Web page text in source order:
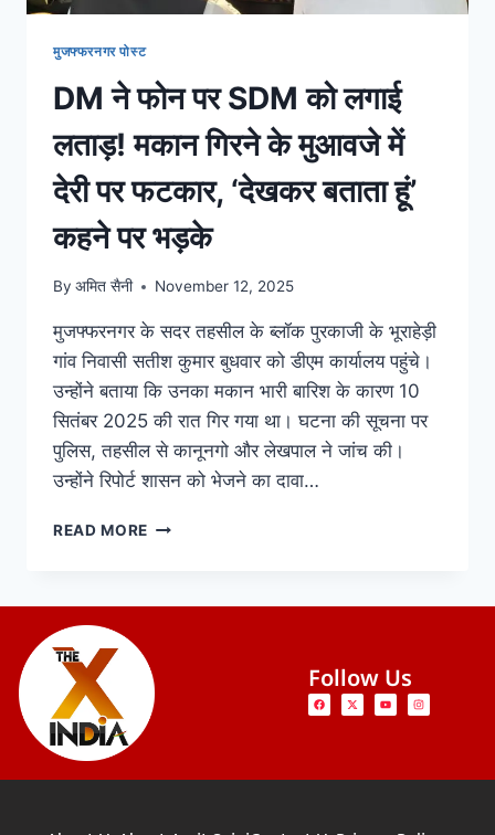
मुजफ्फरनगर पोस्ट
DM ने फोन पर SDM को लगाई
लताड़! मकान गिरने के मुआवजे में
देरी पर फटकार, ‘देखकर बताता हूं’
कहने पर भड़के
By अमित सैनी November 12, 2025
मुजफ्फरनगर के सदर तहसील के ब्लॉक पुरकाजी के भूराहेड़ी
गांव निवासी सतीश कुमार बुधवार को डीएम कार्यालय पहुंचे।
उन्होंने बताया कि उनका मकान भारी बारिश के कारण 10
सितंबर 2025 की रात गिर गया था। घटना की सूचना पर
पुलिस, तहसील से कानूनगो और लेखपाल ने जांच की।
उन्होंने रिपोर्ट शासन को भेजने का दावा…
READ MORE
Follow Us